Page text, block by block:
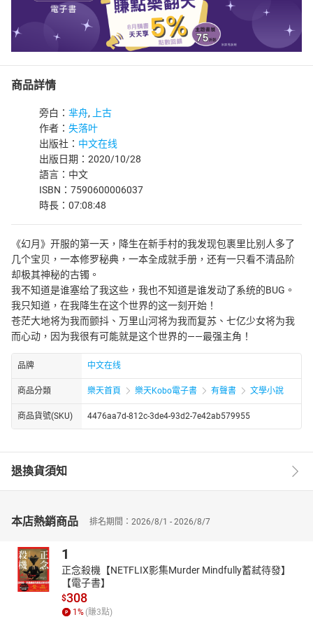
商品詳情
旁白： 芈舟,
上古
作者： 失落叶
出版社： 中文在线
出版日期：2020/10/28
語言：中文
ISBN：7590600006037
時長：07:08:48
《幻月》开服的第一天，降生在新手村的我发现包裹里比别人多了
几个宝贝，一本修罗秘典，一本全成就手册，还有一只看不清品阶
却极其神秘的古镯。
我不知道是谁塞给了我这些，我也不知道是谁发动了系统的BUG。
我只知道，在我降生在这个世界的这一刻开始！
苍茫大地将为我而颤抖、万里山河将为我而复苏、七亿少女将为我
而心动，因为我很有可能就是这个世界的——最强主角！
品牌 中文在线
商品分類 樂天首頁 樂天Kobo電子書 有聲書 文學小說
商品貨號(SKU) 4476aa7d-812c-3de4-93d2-7e42ab579955
退換貨須知
本店熱銷商品 排名期間：2026/8/1 - 2026/8/7
1
正念殺機【NETFLIX影集Murder Mindfully蓄弒待發】
【電子書】
$308
1% (賺3點)